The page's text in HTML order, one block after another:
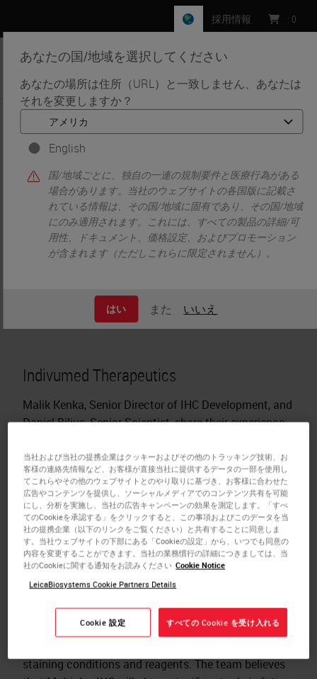
あなたの国/地域を選択してください
あなたの場所は住所（URL）と一致しません、あなたは
それを変更しますか？
English
国/地域ごとに、独自の一連の規制要件と医療行為がある
場合があります。当社のウェブサイトの各国版に記載さ
れている情報は、その国/地域に固有であり、その国/地域
にのみ適用されます。これには、すべての製品の詳細/可
用性、ドキュメント、価格設定、およびプロモーション
が含まれます（ただしこれらに限定されません）。
はい また いいえ
採用情報 : 0
MENU
ホーム • Customer Perspectives​ •
Inspirational Research — Our Customers Share Their Stories​
Inspirational
Research — Our
Customers Share
Indivumed Therapeutics
Malik Kenka, Senior Director of IHC Development, and
Daniel Bilius, Senior Scientist, share their experience
automated staining platforms for biotech and
pharma customers. They focus on implementing the
latest Multiplex IHC technologies to meet customer
needs in pre-clinical and clinical programs. The BOND
RX research stainer from Leica Biosystems was
chosen for its ability to perform automated
fluorescence Multiplex IHC, chromogenic IHC, and
RNA scope, ensuring high sensitivity, reproducibility,
The platform's intuitive design simplifies training,
staining conditions and reagents. The team believes
当社および当社の提携企業はクッキーおよびその他のトラッキング技術、お
客様の連絡先情報など、お客様が直接当社に提供するデータの一部を使用し
てこれらやその他のウェブサイトとのやり取りに基づき、お客様に合わせた
広告やコンテンツを提供し、ソーシャルメディアでのコンテンツ共有を可能
にし、分析を実施し、当社の広告キャンペーンの効果を測定します。「すべ
てのCookieを承認する」をクリックすると、この事項およびこのデータを当
社の提携企業（以下のリンクをご覧ください）と共有することに同意しま
す。当社ウェブサイトの下部にある「Cookieの設定」から、いつでも同意の
内容を変更することができます。当社の業務慣行の詳細につきましては、当
社のCookieに関する通知をお読みください Cookie Notice
LeicaBiosystems Cookie Partners Details
Cookie 設定 すべての Cookie を受け入れる